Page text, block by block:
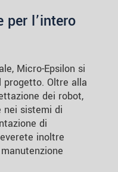
per l’intero
Micro-Epsilon si
progetto. Oltre alla
dei robot,
nei sistemi di
di
inoltre